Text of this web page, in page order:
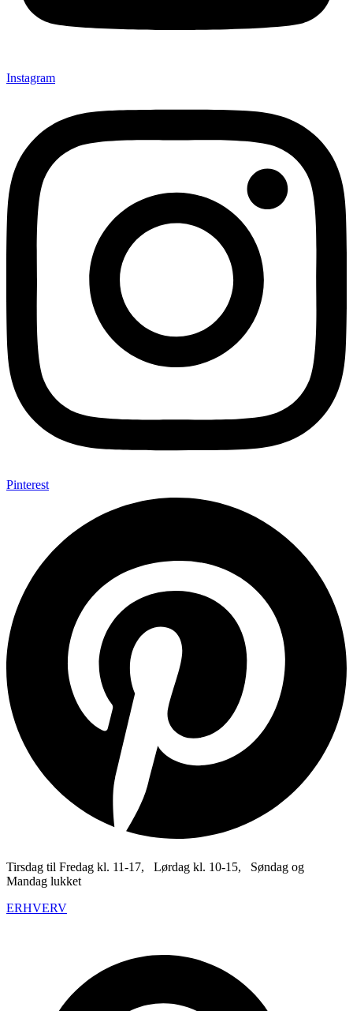
Instagram
Pinterest
Tirsdag til Fredag kl. 11-17, Lørdag kl. 10-15, Søndag og
Mandag lukket
ERHVERV